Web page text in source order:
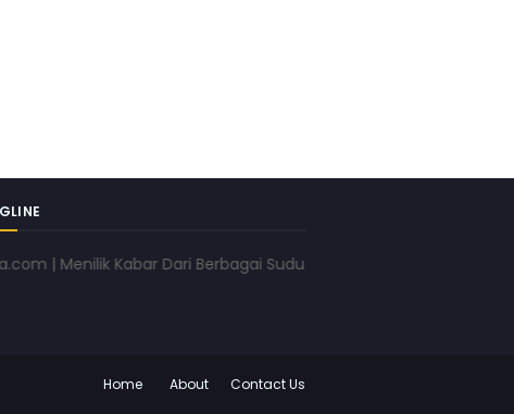
Menilik Kabar Dari Berbagai Sudut Pandang | www.pojokkota.com
Home About Contact Us